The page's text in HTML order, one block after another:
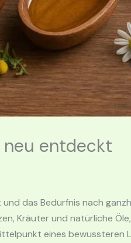
entdeckt
das Bedürfnis nach
Kräuter und natürliche
eines bewussteren